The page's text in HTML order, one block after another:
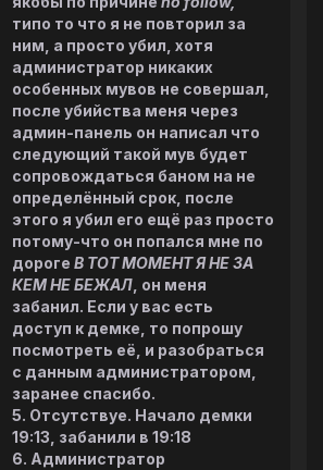
типо то что я не повторил за
ним, а просто убил, хотя
администратор никаких
особенных мувов не совершал,
после убийства меня через
админ-панель он написал что
следующий такой мув будет
сопровождаться баном на не
определённый срок, после
этого я убил его ещё раз просто
потому-что он попался мне по
дороге В ТОТ МОМЕНТ Я НЕ ЗА
КЕМ НЕ БЕЖАЛ , он меня
забанил. Если у вас есть
доступ к демке, то попрошу
посмотреть её, и разобраться
с данным администратором,
заранее спасибо.
5. Отсутствуе. Начало демки
19:13, забанили в 19:18
6. Администратор